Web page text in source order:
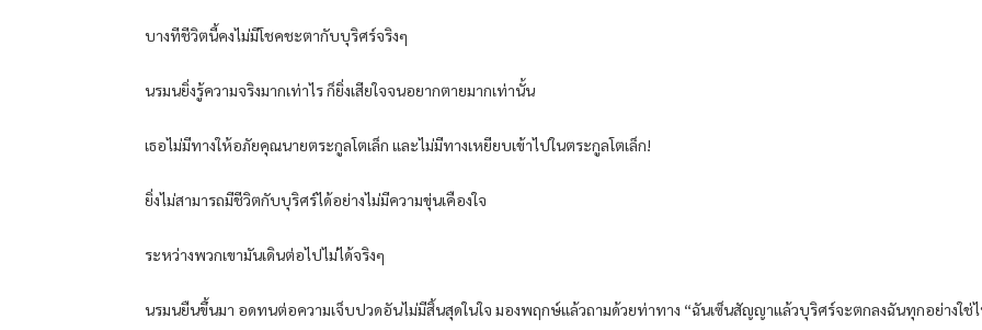
บางทีชีวิตนี้คงไม่มีโชคชะตากับบุริศร์จริงๆ
นรมนยิ่งรู้ความจริงมากเท่าไร ก็ยิ่งเสียใจจนอยากตายมากเท่านั้น
เธอไม่มีทางให้อภัยคุณนายตระกูลโตเล็ก และไม่มีทางเหยียบเข้าไปในตระกูลโตเล็ก!
ยิ่งไม่สามารถมีชีวิตกับบุริศร์ได้อย่างไม่มีความขุ่นเคืองใจ
ระหว่างพวกเขามันเดินต่อไปไม่ได้จริงๆ
นรมนยืนขึ้นมา อดทนต่อความเจ็บปวดอันไม่มีสิ้นสุดในใจ มองพฤกษ์แล้วถามด้วยท่าทาง “ฉันเซ็นสัญญาแล้วบุริศร์จะตกลงฉันทุกอย่างใช่